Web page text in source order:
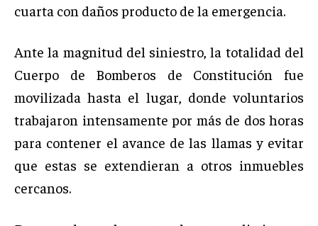
cuarta con daños producto de la emergencia.
Ante la magnitud del siniestro, la totalidad del
Cuerpo de Bomberos de Constitución fue
movilizada hasta el lugar, donde voluntarios
trabajaron intensamente por más de dos horas
para contener el avance de las llamas y evitar
que estas se extendieran a otros inmuebles
cercanos.